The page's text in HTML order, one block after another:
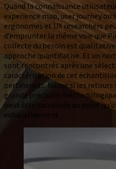
Quand la connaissance
experience map, user journey ou
ergonomes et UX researchers
d’emprunter la même voie que
collecte du besoin est
approche quantitative. Et un
sont rencontrés après une
caractérisation de cet
pertinentes. Même si les retours
grande précision
peut être sacralisée au point
exhaustivement.